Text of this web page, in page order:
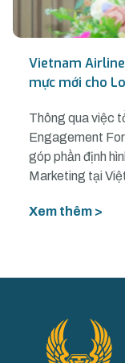
Vietnam
mực mới cho
Thông qua việc
Engagement
góp phần định
Marketing tại
Xem thêm >